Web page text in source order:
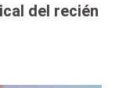
del recién